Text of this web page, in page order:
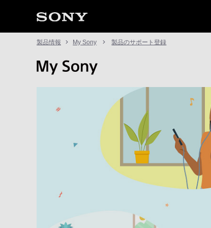
製品情報 My Sony 製品のサポート登録